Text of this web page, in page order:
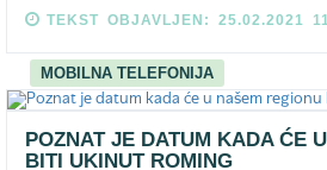
TEKST OBJAVLJEN: 25.02.2021
MOBILNA TELEFONIJA
POZNAT JE DATUM KADA ĆE
BITI UKINUT ROMING